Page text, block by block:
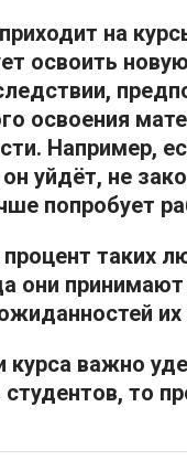
на
освоить
освоения
Например,
он уйдёт, не
попробует
таких
они
курса важно
студентов, то